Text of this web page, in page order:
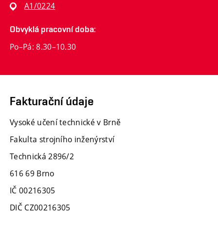
A1/0224
Obvyklá pracovní doba:
Po–Pá: 8.30–10.30
Fakturační údaje
Vysoké učení technické v Brně
Fakulta strojního inženýrství
Technická 2896/2
616 69 Brno
IČ 00216305
DIČ CZ00216305